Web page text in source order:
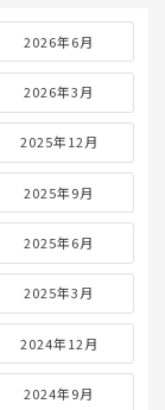
2026年6月
2026年3月
2025年12月
2025年9月
2025年6月
2025年3月
2024年12月
2024年9月